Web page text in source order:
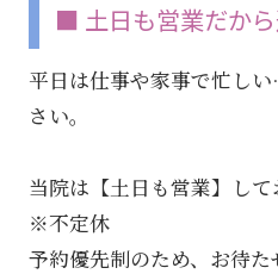
■ 土日も営業だから
平日は仕事や家事で忙し
さい。
当院は【土日も営業】して
※不定休
予約優先制のため、お待